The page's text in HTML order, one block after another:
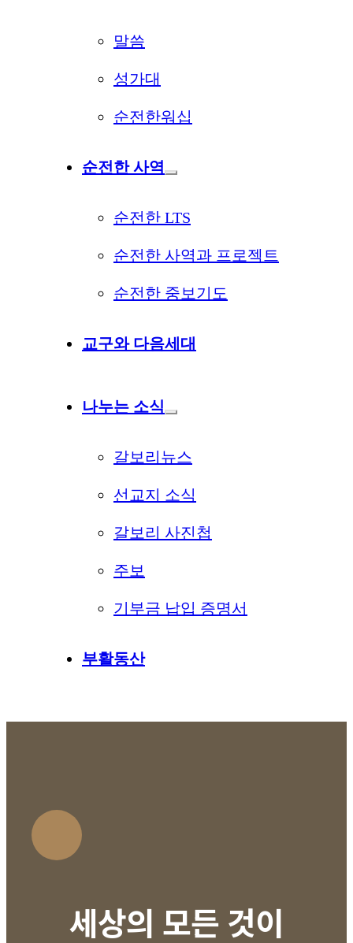
말씀
성가대
순전한워십
순전한 사역
순전한 LTS
순전한 사역과 프로젝트
순전한 중보기도
교구와 다음세대
나누는 소식
갈보리뉴스
선교지 소식
갈보리 사진첩
주보
기부금 납입 증명서
부활동산
세상의 모든 것이